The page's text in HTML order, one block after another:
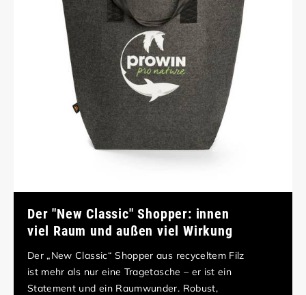
Der "New Classic" Shopper: innen
viel Raum und außen viel Wirkung
Der „New Classic“ Shopper aus recyceltem Filz
ist mehr als nur eine Tragetasche – er ist ein
Statement und ein Raumwunder. Robust,